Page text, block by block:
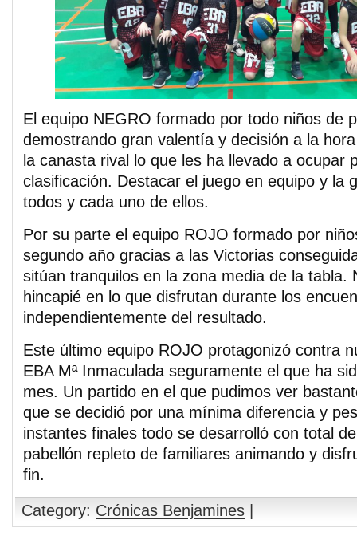
El equipo NEGRO formado por todo niños de
demostrando gran valentía y decisión a la
la canasta rival lo que les ha llevado a ocupar
clasificación. Destacar el juego en equipo y la
todos y cada uno de ellos.
Por su parte el equipo ROJO formado por
segundo año gracias a las Victorias
sitúan tranquilos en la zona media de la tabla.
hincapié en lo que disfrutan durante los
independientemente del resultado.
Este último equipo ROJO protagonizó contra
EBA Mª Inmaculada seguramente el que ha
mes. Un partido en el que pudimos ver
que se decidió por una mínima diferencia y
instantes finales todo se desarrolló con total
pabellón repleto de familiares animando y
fin.
Category: Crónicas Benjamines